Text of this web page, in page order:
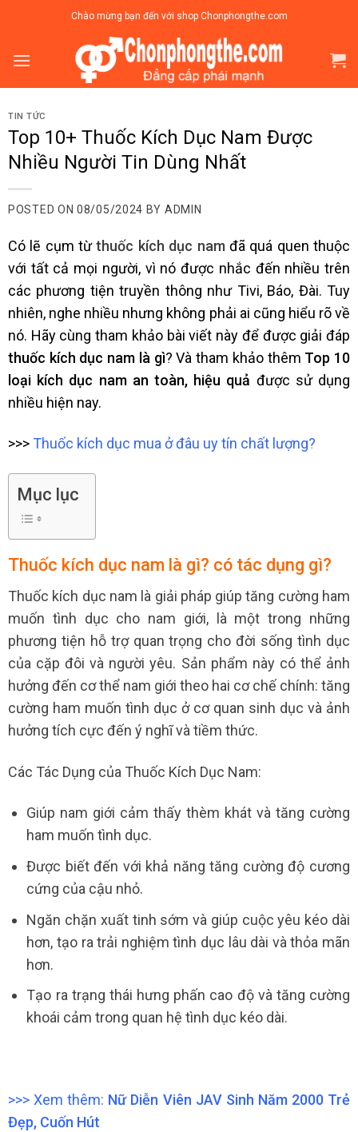
Chào mừng bạn đến với shop Chonphongthe.com
TIN TỨC
Top 10+ Thuốc Kích Dục Nam Được
Nhiều Người Tin Dùng Nhất
POSTED ON 08/05/2024 BY ADMIN
Có lẽ cụm từthuốc kích dục namđã quá quen thuộc
với tất cả mọi người, vì nó được nhắc đến nhiều trên
các phương tiện truyền thông như Tivi, Báo, Đài. Tuy
nhiên, nghe nhiều nhưng không phải ai cũng hiểu rõ về
nó. Hãy cùng tham khảo bài viết này để được giải đáp
thuốc kích dục nam là gì? Và tham khảo thêm Top 10
loại kích dục nam an toàn, hiệu quả được sử dụng
nhiều hiện nay.
>>> Thuốc kích dục mua ở đâu uy tín chất lượng?
Mục lục
Thuốc kích dục nam là gì? có tác dụng gì?
Thuốc kích dục nam là giải pháp giúp tăng cường ham
muốn tình dục cho nam giới, là một trong những
phương tiện hỗ trợ quan trọng cho đời sống tình dục
của cặp đôi và người yêu. Sản phẩm này có thể ảnh
hưởng đến cơ thể nam giới theo hai cơ chế chính: tăng
cường ham muốn tình dục ở cơ quan sinh dục và ảnh
hưởng tích cực đến ý nghĩ và tiềm thức.
Các Tác Dụng của Thuốc Kích Dục Nam:
Giúp nam giới cảm thấy thèm khát và tăng cường
ham muốn tình dục.
Được biết đến với khả năng tăng cường độ cương
cứng của cậu nhỏ.
Ngăn chặn xuất tinh sớm và giúp cuộc yêu kéo dài
hơn, tạo ra trải nghiệm tình dục lâu dài và thỏa mãn
hơn.
Tạo ra trạng thái hưng phấn cao độ và tăng cường
khoái cảm trong quan hệ tình dục kéo dài.
>>> Xem thêm: Nữ Diễn Viên JAV Sinh Năm 2000 Trẻ
Đẹp, Cuốn Hút